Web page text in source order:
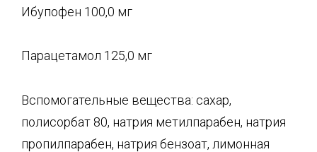
Ибупофен 100,0 мг
Парацетамол 125,0 мг
Вспомогательные вещества: сахар,
полисорбат 80, натрия метилпарабен, натрия
пропилпарабен, натрия бензоат, лимонная